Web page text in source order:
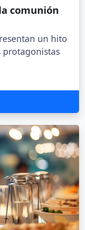
comunión
un hito
protagonistas